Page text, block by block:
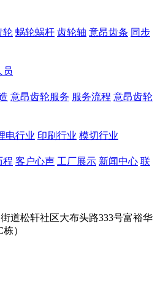
轮 蜗轮蜗杆 齿轮轴 意昂齿条 同步
员
意昂齿轮服务 服务流程 意昂齿轮
电行业 印刷行业 模切行业
程 客户心声 工厂展示 新闻中心 联
道松轩社区大布头路333号富裕华
）